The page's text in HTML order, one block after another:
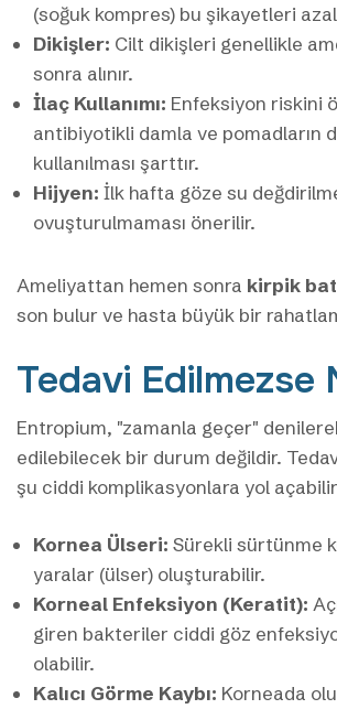
(soğuk kompres) bu şikayetleri
Dikişler: Cilt dikişleri genellikle
sonra alınır.
İlaç Kullanımı: Enfeksiyon riskini
antibiyotikli damla ve pomadların
kullanılması şarttır.
Hijyen: İlk hafta göze su
ovuşturulmaması önerilir.
Ameliyattan hemen sonra kirpik
son bulur ve hasta büyük bir
Tedavi Edilmezse
Entropium, "zamanla geçer"
edilebilecek bir durum değildir.
şu ciddi komplikasyonlara yol
Kornea Ülseri: Sürekli sürtünme
yaralar (ülser) oluşturabilir.
Korneal Enfeksiyon (Keratit):
giren bakteriler ciddi göz
olabilir.
Kalıcı Görme Kaybı: Korneada